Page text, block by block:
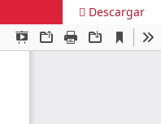
Descargar